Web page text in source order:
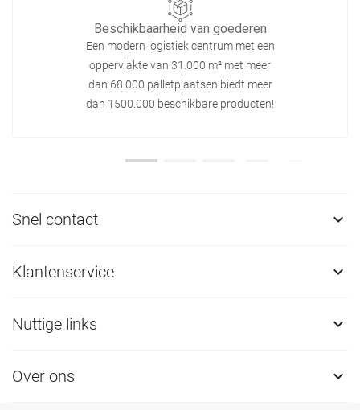
Beschikbaarheid van goederen
Een modern logistiek centrum met een
oppervlakte van 31.000 m² met meer
dan 68.000 palletplaatsen biedt meer
dan 1500.000 beschikbare producten!
Snel contact 
Klantenservice 
Nuttige links 
Over ons 